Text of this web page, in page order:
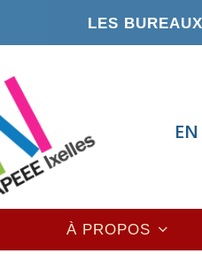
LES
EN
À PROPOS